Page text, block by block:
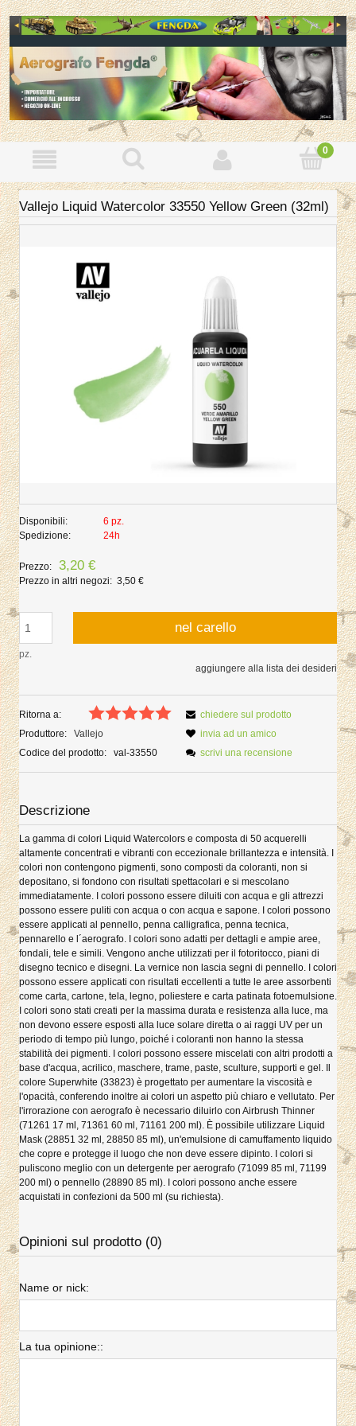
Vallejo Liquid Watercolor 33550 Yellow Green (32ml)
Disponibili:
6 pz.
Spedizione:
24h
Prezzo: 3,20 €
Prezzo in altri negozi: 3,50 €
pz.
nel carello
aggiungere alla lista dei desideri
Ritorna a:
Produttore:
Vallejo
Codice del prodotto:
val-33550
chiedere sul prodotto
invia ad un amico
scrivi una recensione
Descrizione
La gamma di colori Liquid Watercolors e composta di 50 acquerelli
altamente concentrati e vibranti con eccezionale brillantezza e intensità. I
colori non contengono pigmenti, sono composti da coloranti, non si
depositano, si fondono con risultati spettacolari e si mescolano
immediatamente. I colori possono essere diluiti con acqua e gli attrezzi
possono essere puliti con acqua o con acqua e sapone. I colori possono
essere applicati al pennello, penna calligrafica, penna tecnica,
pennarello e l´aerografo. I colori sono adatti per dettagli e ampie aree,
fondali, tele e simili. Vengono anche utilizzati per il fotoritocco, piani di
disegno tecnico e disegni. La vernice non lascia segni di pennello. I colori
possono essere applicati con risultati eccellenti a tutte le aree assorbenti
come carta, cartone, tela, legno, poliestere e carta patinata fotoemulsione.
I colori sono stati creati per la massima durata e resistenza alla luce, ma
non devono essere esposti alla luce solare diretta o ai raggi UV per un
periodo di tempo più lungo, poiché i coloranti non hanno la stessa
stabilità dei pigmenti. I colori possono essere miscelati con altri prodotti a
base d'acqua, acrilico, maschere, trame, paste, sculture, supporti e gel. Il
colore Superwhite (33823) è progettato per aumentare la viscosità e
l'opacità, conferendo inoltre ai colori un aspetto più chiaro e vellutato. Per
l'irrorazione con aerografo è necessario diluirlo con Airbrush Thinner
(71261 17 ml, 71361 60 ml, 71161 200 ml). È possibile utilizzare Liquid
Mask (28851 32 ml, 28850 85 ml), un'emulsione di camuffamento liquido
che copre e protegge il luogo che non deve essere dipinto. I colori si
puliscono meglio con un detergente per aerografo (71099 85 ml, 71199
200 ml) o pennello (28890 85 ml). I colori possono anche essere
acquistati in confezioni da 500 ml (su richiesta).
Opinioni sul prodotto (0)
Name or nick:
La tua opinione::